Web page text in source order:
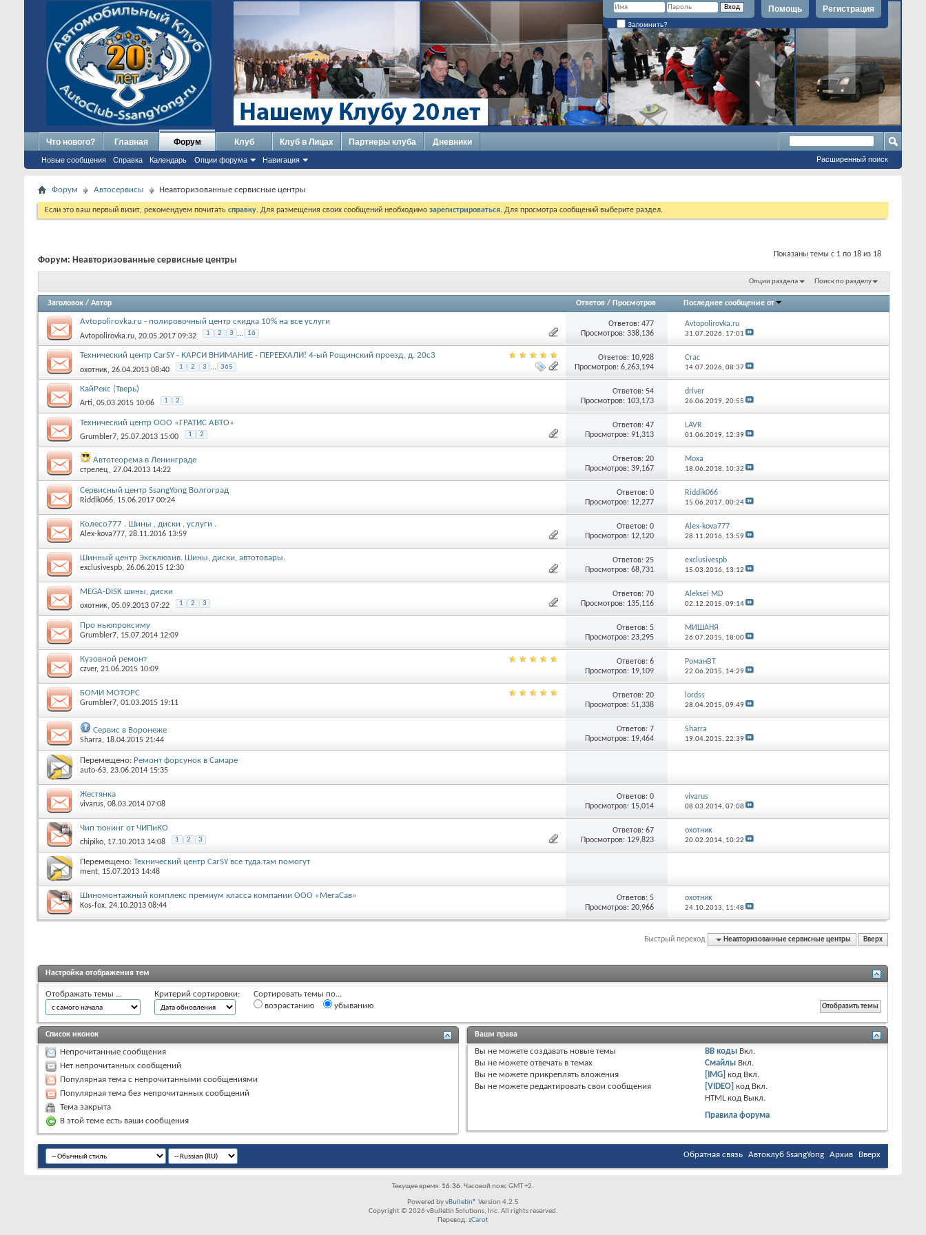
Регистрация
Помощь
Запомнить?
Что нового? Главная Форум
Новые сообщения Справка Календарь Опции форума Навигация
Клуб Клуб в Лицах Партнеры клуба Дневники
Расширенный поиск
Форум Автосервисы Неавторизованные сервисные центры
Если это ваш первый визит, рекомендуем почитать справку. Для размещения своих сообщений необходимо зарегистрироваться. Для просмотра сообщений выберите раздел.
Показаны темы с 1 по 18 из 18
Форум: Неавторизованные сервисные центры
Опции раздела Поиск по разделу
Заголовок / Автор Ответов / Просмотров Последнее сообщение от
Avtopolirovka.ru - полировочный центр скидка 10% на все услуги
Avtopolirovka.ru, 20.05.2017 09:32 1 2 3 ... 16
Ответов:477
Просмотров: 338,136
Avtopolirovka.ru
31.07.2026, 17:01
Технический центр CarSY - КАРСИ ВНИМАНИЕ - ПЕРЕЕХАЛИ! 4-ый Рощинский проезд, д. 20с3
охотник, 26.04.2013 08:40 1 2 3 ... 365
Ответов: 10,928
Просмотров: 6,263,194
Стас
14.07.2026, 08:37
КайРекс (Тверь)
Arti, 05.03.2015 10:06 1 2
Ответов:54
Просмотров: 103,173
driver
26.06.2019, 20:55
Технический центр ООО «ГРАТИС АВТО»
Grumbler7, 25.07.2013 15:00 1 2
Ответов:47
Просмотров: 91,313
LAVR
01.06.2019, 12:39
Автотеорема в Ленинграде
стрелец, 27.04.2013 14:22
Ответов:20
Просмотров: 39,167
Moxa
18.06.2018, 10:32
Сервисный центр SsangYong Волгоград
Riddik066, 15.06.2017 00:24
Ответов:0
Просмотров: 12,277
Riddik066
15.06.2017, 00:24
Колесо777 . Шины , диски , услуги .
Alex-kova777, 28.11.2016 13:59
Ответов:0
Просмотров: 12,120
Alex-kova777
28.11.2016, 13:59
Шинный центр Эксклюзив. Шины, диски, автотовары.
exclusivespb, 26.06.2015 12:30
Ответов:25
Просмотров: 68,731
exclusivespb
15.03.2016, 13:12
MEGA-DISK шины, диски
охотник, 05.09.2013 07:22 1 2 3
Ответов:70
Просмотров: 135,116
Aleksei MD
02.12.2015, 09:14
Про ньюпроксиму
Grumbler7, 15.07.2014 12:09
Ответов:5
Просмотров: 23,295
МИШАНЯ
26.07.2015, 18:00
Кузовной ремонт
czver, 21.06.2015 10:09
Ответов:6
Просмотров: 19,109
РоманВТ
22.06.2015, 14:29
БОМИ МОТОРС
Grumbler7, 01.03.2015 19:11
Ответов:20
Просмотров: 51,338
lordss
28.04.2015, 09:49
Сервис в Воронеже
Sharra, 18.04.2015 21:44
Ответов:7
Просмотров: 19,464
Sharra
19.04.2015, 22:39
Перемещено: Ремонт форсунок в Самаре
auto-63, 23.06.2014 15:35
Жестянка
vivarus, 08.03.2014 07:08
Ответов:0
Просмотров: 15,014
vivarus
08.03.2014, 07:08
Чип тюнинг от ЧИПиКО
chipiko, 17.10.2013 14:08 1 2 3
Ответов:67
Просмотров: 129,823
охотник
20.02.2014, 10:22
Перемещено: Технический центр CarSY все туда.там помогут
ment, 15.07.2013 14:48
Шиномонтажный комплекс премиум класса компании ООО «МегаСав»
Kos-fox, 24.10.2013 08:44
Ответов:5
Просмотров: 20,966
охотник
24.10.2013, 11:48
Быстрый переход Неавторизованные сервисные центры Вверх
Настройка отображения тем
Отображать темы ... Критерий сортировки:
Сортировать темы по...
возрастанию
убыванию
Список иконок
Непрочитанные сообщения
Нет непрочитанных сообщений
Популярная тема с непрочитанными сообщениями
Популярная тема без непрочитанных сообщений
Тема закрыта
В этой теме есть ваши сообщения
Ваши права
Вы не можете создавать новые темы
Вы не можете отвечать в темах
Вы не можете прикреплять вложения
Вы не можете редактировать свои сообщения
BB коды Вкл.
Смайлы Вкл.
[IMG] код Вкл.
[VIDEO] код Вкл.
HTML код Выкл.
Правила форума
Обратная связь Автоклуб SsangYong Архив Вверх
Текущее время: 16:36. Часовой пояс GMT +2.
Powered byvBulletin® Version 4.2.5
Copyright © 2026 vBulletin Solutions, Inc. All rights reserved.
Перевод: zCarot